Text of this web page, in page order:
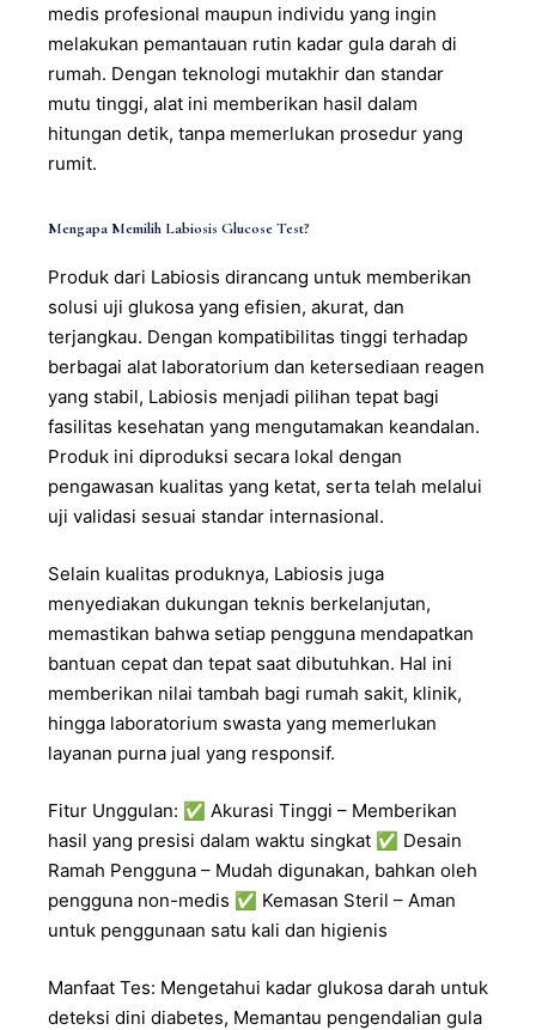
medis profesional maupun individu yang ingin
melakukan pemantauan rutin kadar gula darah di
rumah. Dengan teknologi mutakhir dan standar
mutu tinggi, alat ini memberikan hasil dalam
hitungan detik, tanpa memerlukan prosedur yang
rumit.
Mengapa Memilih Labiosis Glucose Test?
Produk dari Labiosis dirancang untuk memberikan
solusi uji glukosa yang efisien, akurat, dan
terjangkau. Dengan kompatibilitas tinggi terhadap
berbagai alat laboratorium dan ketersediaan reagen
yang stabil, Labiosis menjadi pilihan tepat bagi
fasilitas kesehatan yang mengutamakan keandalan.
Produk ini diproduksi secara lokal dengan
pengawasan kualitas yang ketat, serta telah melalui
uji validasi sesuai standar internasional.
Selain kualitas produknya, Labiosis juga
menyediakan dukungan teknis berkelanjutan,
memastikan bahwa setiap pengguna mendapatkan
bantuan cepat dan tepat saat dibutuhkan. Hal ini
memberikan nilai tambah bagi rumah sakit, klinik,
hingga laboratorium swasta yang memerlukan
layanan purna jual yang responsif.
Fitur Unggulan: ✅ Akurasi Tinggi – Memberikan
hasil yang presisi dalam waktu singkat ✅ Desain
Ramah Pengguna – Mudah digunakan, bahkan oleh
pengguna non-medis ✅ Kemasan Steril – Aman
untuk penggunaan satu kali dan higienis
Manfaat Tes: Mengetahui kadar glukosa darah untuk
deteksi dini diabetes, Memantau pengendalian gula